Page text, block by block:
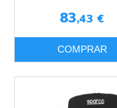
83,43 €
COMPRAR